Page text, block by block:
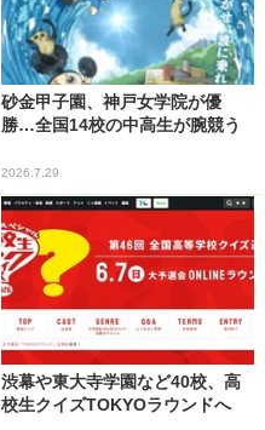
砂金甲子園、神戸女学院が優
勝…全国14校の中高生が腕競う
2026.7.29
渋幕や東大寺学園など40校、高
校生クイズTOKYOラウンドへ